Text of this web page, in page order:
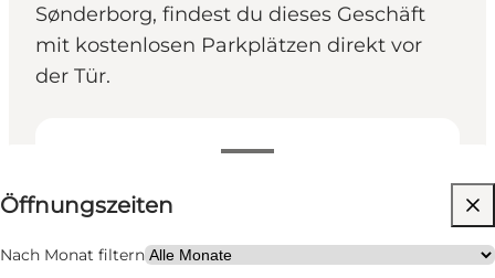
Sønderborg, findest du dieses Geschäft
mit kostenlosen Parkplätzen direkt vor
der Tür.
Öffnungszeiten anzeigen
Öffnungszeiten
Nach Monat filtern
Website besuchen
Freunde, Mein Partner, Mir selbst